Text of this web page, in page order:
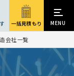
一括見積もり MENU
会社一覧